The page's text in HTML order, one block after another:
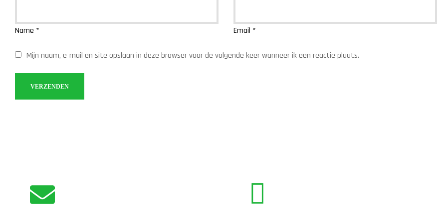
Name * Email *
Mijn naam, e-mail en site opslaan in deze browser voor de volgende keer wanneer ik een reactie plaats.